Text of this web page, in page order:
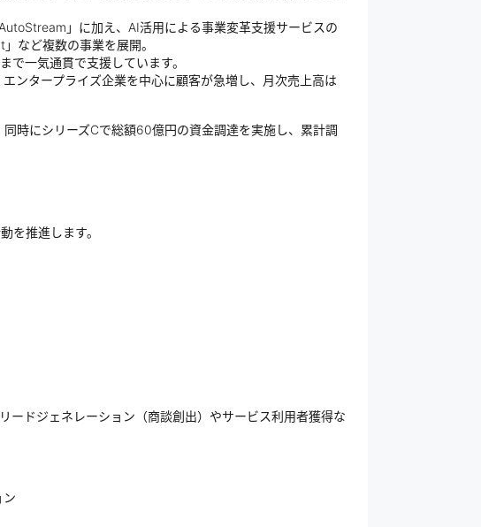
」に加え、AI活用による事業変革支援サービスの
など複数の事業を展開。
で一気通貫で支援しています。
ンタープライズ企業を中心に顧客が急増し、月次売上高は
時にシリーズCで総額60億円の資金調達を実施し、累計調
を推進します。
ードジェネレーション（商談創出）やサービス利用者獲得な
ン